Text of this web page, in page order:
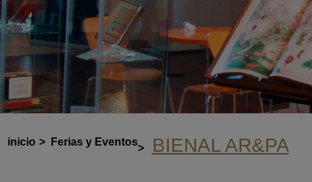
inicio > Ferias y Eventos
> BIENAL AR&PA